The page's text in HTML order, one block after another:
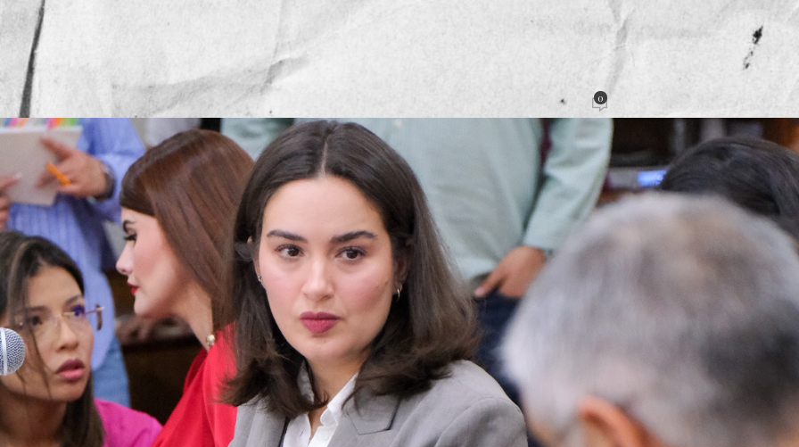
Diputada Itzul Barrera cuestiona informe del SIAPA: “En el
oriente de Guadalajara el agua sale puerca”
Activado 12 marzo, 2026 0